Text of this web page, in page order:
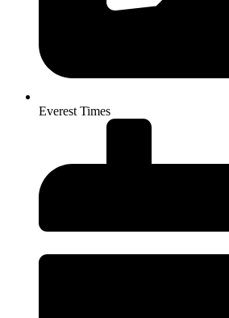
Everest Times